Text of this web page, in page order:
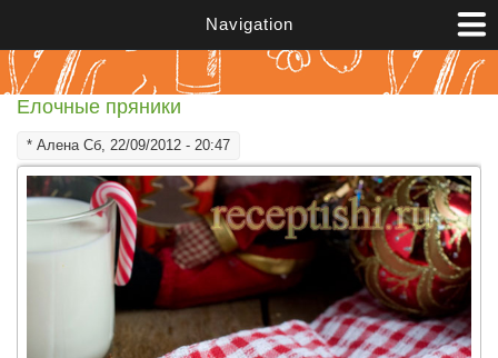
Navigation
Елочные пряники
* АленаСб, 22/09/2012 - 20:47